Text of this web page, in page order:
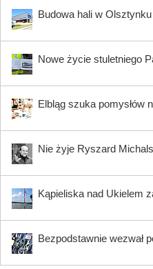
Budowa hali w
Nowe życie stuletniego
Elbląg szuka pomysłów
Nie żyje Ryszard
Kąpieliska nad Ukielem
Bezpodstawnie wezwał